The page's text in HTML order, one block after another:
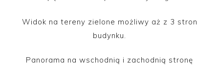
Widok na tereny zielone możliwy aż z 3 stron
budynku.
Panorama na wschodnią i zachodnią stronę